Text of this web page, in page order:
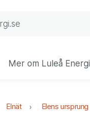
webbplats
Mer om Luleå Energi
Elnät Elens ursprung